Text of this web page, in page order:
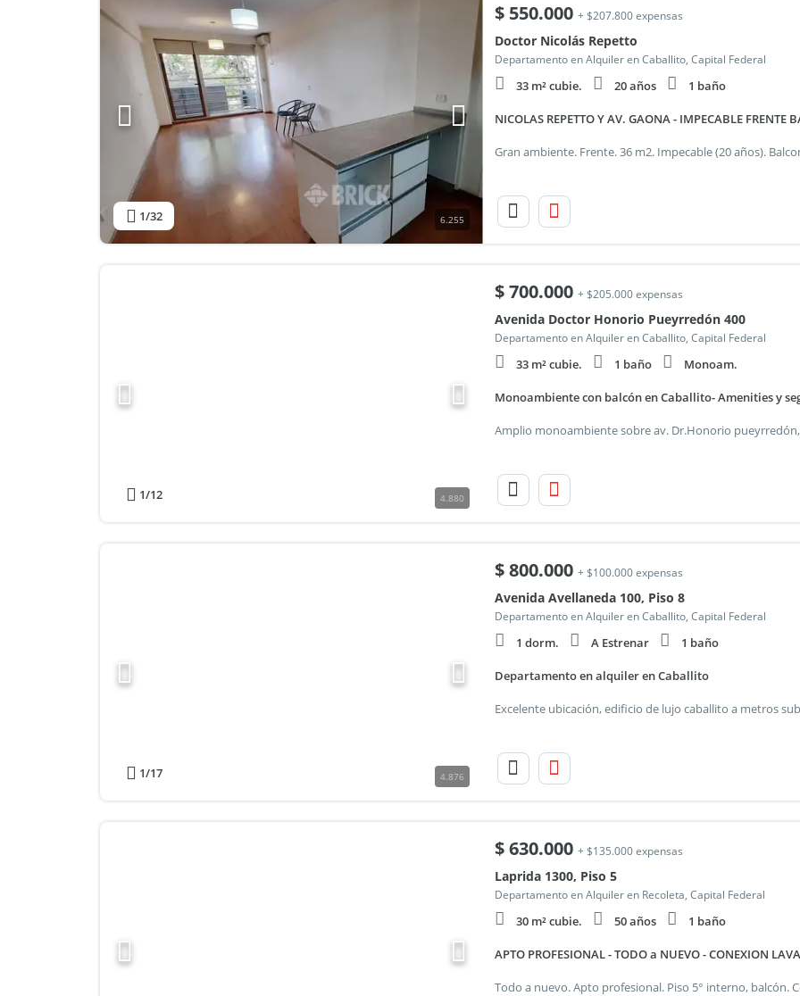
1/32 6.255
$550.000 + $207.800 expensas
Doctor Nicolás Repetto
Departamento en Alquiler en Caballito, Capital Federal
33 m² cubie. 20 años 1 baño
NICOLAS REPETTO Y AV. GAONA - IMPECABLE FRENTE
1/12 4.880
$700.000 + $205.000 expensas
Avenida Doctor Honorio Pueyrredón 400
Departamento en Alquiler en Caballito, Capital Federal
33 m² cubie. 1 baño Monoam.
Monoambiente con balcón en Caballito- Amenities y
1/17 4.876
$800.000 + $100.000 expensas
Avenida Avellaneda 100, Piso 8
Departamento en Alquiler en Caballito, Capital Federal
1 dorm. A Estrenar 1 baño
Departamento en alquiler en Caballito
$630.000 + $135.000 expensas
Laprida 1300, Piso 5
Departamento en Alquiler en Recoleta, Capital Federal
30 m² cubie. 50 años 1 baño
APTO PROFESIONAL - TODO a NUEVO - CONEXION